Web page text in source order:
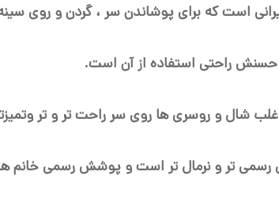
است که برای پوشاندن سر ، گردن و روی سینه
راحتی استفاده از آن است.
شال و روسری ها روی سر راحت تر و تر
تر و نرمال تر است و پوشش رسمی خانم